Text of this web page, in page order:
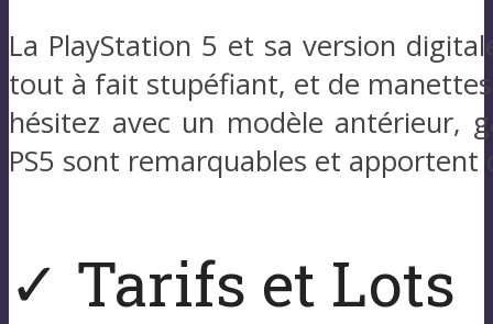
La PlayStation 5 et sa version
tout à fait stupéfiant, et de
hésitez avec un modèle antérieur,
PS5 sont remarquables et
✓ Tarifs et Lots